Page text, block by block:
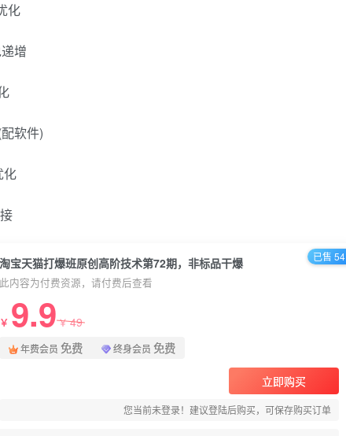
化
增
软件)
化
淘宝天猫打爆班原创高阶技术第72期，非标品干爆
此内容为付费资源，请付费后查看
￥ 9.9￥49
年费会员 免费 终身会员 免费
立即购买
您当前未登录！建议登陆后购买，可保存购买订单
已售 54